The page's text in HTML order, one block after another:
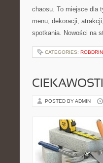
chaosu. To miejsce dla
menu, dekoracji,
spotkania. Nowości na
CATEGORIES:
POSTED BY ADMIN